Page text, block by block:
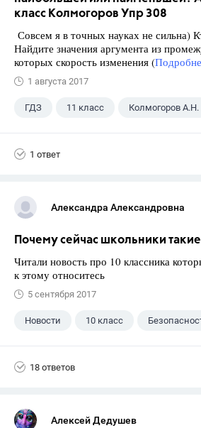
класс Колмогоров Упр 308
Совсем я в точных науках не сильна)
Найдите значения аргумента из
которых скорость изменения (
1 августа 2017
ГДЗ 11 класс Колмогоров А.Н.
1 ответ
Александра Александровна
Почему сейчас школьники
Читали новость про 10 классника
к этому относитесь
5 сентября 2017
Новости 10 класс
18 ответов
Алексей Дедушев